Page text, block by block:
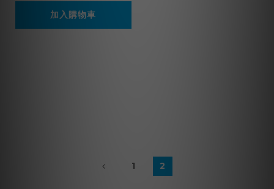
加入購物車
1 2